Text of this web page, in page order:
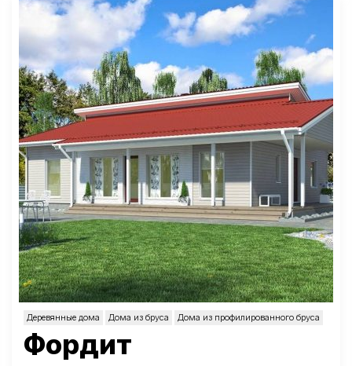
Деревянные дома Дома из бруса Дома из профилированного бруса
Фордит